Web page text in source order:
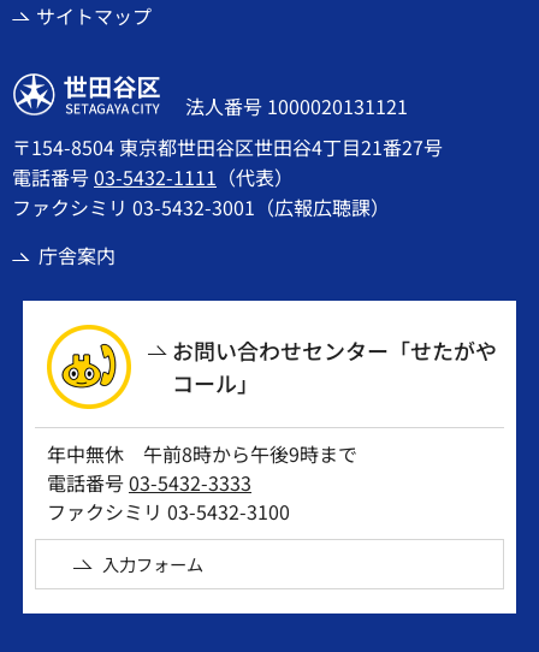
サイトマップ
世田谷区
法人番号 1000020131121
〒154-8504 東京都世田谷区世田谷4丁目21番27号
電話番号03-5432-1111 （代表）
ファクシミリ 03-5432-3001（広報広聴課）
庁舎案内
お問い合わせセンター「せたがや
コール」
年中無休 午前8時から午後9時まで
電話番号03-5432-3333
ファクシミリ 03-5432-3100
入力フォーム